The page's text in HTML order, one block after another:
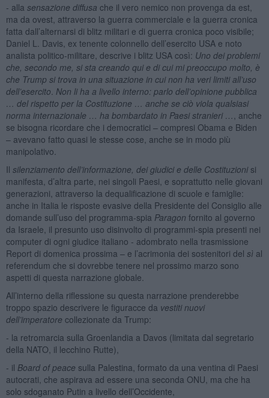
- alla sensazione diffusa che il vero nemico non provenga da est,
ma da ovest, attraverso la guerra commerciale e la guerra cronica
fatta dall’alternarsi di blitz militari e di guerra cronica poco visibile;
Daniel L. Davis, ex tenente colonnello dell’esercito USA e noto
analista politico-militare, descrive i blitz USA così: Uno dei problemi
che, secondo me, si sta creando qui e di cui mi preoccupo molto, è
che Trump si trova in una situazione in cui non ha veri limiti all’uso
dell’esercito Non li ha a livello interno: parlo dell’opinione pubblica
… del rispetto per la Costituzione … anche se ciò viola qualsiasi
norma internazionale … ha bombardato in Paesi stranieri …
, anche
se bisogna ricordare che i democratici – compresi Obama e Biden
– avevano fatto quasi le stesse cose, anche se in modo più
manipolativo.
Il silenziamento dell’informazione, dei giudici e delle Costituzionisi
manifesta, d’altra parte, nei singoli Paesi, e soprattutto nelle giovani
generazioni, attraverso la dequalificazione di scuole e famiglie:
anche in Italia le risposte evasive della Presidente del Consiglio alle
domande sull’uso del programma-spia Paragon fornito al governo
da Israele, il presunto uso disinvolto di programmi-spia presenti nei
computer di ogni giudice italiano - adombrato nella trasmissione
Report di domenica prossima – e l’acrimonia dei sostenitori del sì al
referendum che si dovrebbe tenere nel prossimo marzo sono
aspetti di questa narrazione globale.
All’interno della riflessione su questa narrazione prenderebbe
troppo spazio descrivere le figuracce da vestiti nuovi
dell’imperatore collezionate da Trump:
- la retromarcia sulla Groenlandia a Davos (limitata dal segretario
della NATO, il lecchino Rutte),
- il Board of peace sulla Palestina, formato da una ventina di Paesi
autocrati, che aspirava ad essere una seconda ONU, ma che ha
solo sdoganato Putin a livello dell’Occidente,